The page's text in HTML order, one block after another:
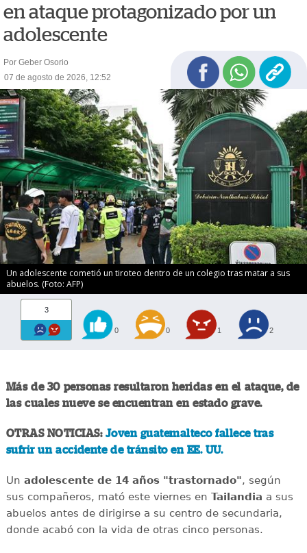
en ataque protagonizado por un
adolescente
Por Geber Osorio
07 de agosto de 2026, 12:52
Un adolescente cometió un tiroteo dentro de un colegio tras matar a sus
abuelos. (Foto: AFP)
3
0 0 1 2
Más de 30 personas resultaron heridas en el ataque, de
las cuales nueve se encuentran en estado grave.
OTRAS NOTICIAS: Joven guatemalteco fallece tras
sufrir un accidente de tránsito en EE. UU.
Un adolescente de 14 años "trastornado", según
sus compañeros, mató este viernes en Tailandia a sus
abuelos antes de dirigirse a su centro de secundaria,
donde acabó con la vida de otras cinco personas.